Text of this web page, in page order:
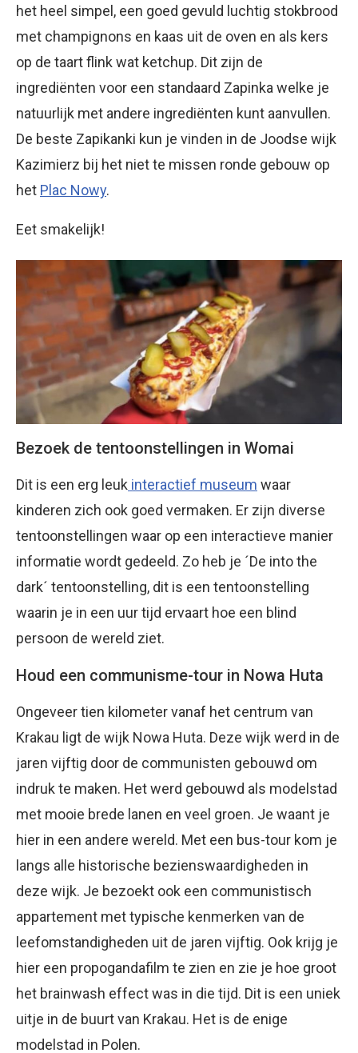
het heel simpel, een goed gevuld luchtig stokbrood
met champignons en kaas uit de oven en als kers
op de taart flink wat ketchup. Dit zijn de
ingrediënten voor een standaard Zapinka welke je
natuurlijk met andere ingrediënten kunt aanvullen.
De beste Zapikanki kun je vinden in de Joodse wijk
Kazimierz bij het niet te missen ronde gebouw op
het Plac Nowy.
Eet smakelijk!
Bezoek de tentoonstellingen in Womai
Dit is een erg leuk interactief museum waar
kinderen zich ook goed vermaken. Er zijn diverse
tentoonstellingen waar op een interactieve manier
informatie wordt gedeeld. Zo heb je ´De into the
dark´ tentoonstelling, dit is een tentoonstelling
waarin je in een uur tijd ervaart hoe een blind
persoon de wereld ziet.
Houd een communisme-tour in Nowa Huta
Ongeveer tien kilometer vanaf het centrum van
Krakau ligt de wijk Nowa Huta. Deze wijk werd in de
jaren vijftig door de communisten gebouwd om
indruk te maken. Het werd gebouwd als modelstad
met mooie brede lanen en veel groen. Je waant je
hier in een andere wereld. Met een bus-tour kom je
langs alle historische bezienswaardigheden in
deze wijk. Je bezoekt ook een communistisch
appartement met typische kenmerken van de
leefomstandigheden uit de jaren vijftig. Ook krijg je
hier een propogandafilm te zien en zie je hoe groot
het brainwash effect was in die tijd. Dit is een uniek
uitje in de buurt van Krakau. Het is de enige
modelstad in Polen.